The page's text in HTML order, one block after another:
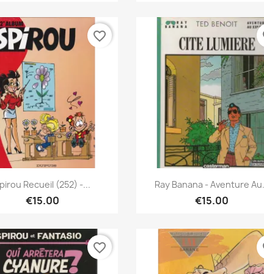
Quick view
Recueil (252) -...
€15.00
favorite_border
Quick view
Ray Banana - Aventure
€15.00
favorite_border